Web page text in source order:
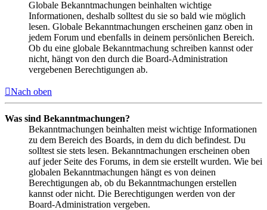
Globale Bekanntmachungen beinhalten wichtige
Informationen, deshalb solltest du sie so bald wie möglich
lesen. Globale Bekanntmachungen erscheinen ganz oben in
jedem Forum und ebenfalls in deinem persönlichen Bereich.
Ob du eine globale Bekanntmachung schreiben kannst oder
nicht, hängt von den durch die Board-Administration
vergebenen Berechtigungen ab.
Nach oben
Was sind Bekanntmachungen?
Bekanntmachungen beinhalten meist wichtige Informationen
zu dem Bereich des Boards, in dem du dich befindest. Du
solltest sie stets lesen. Bekanntmachungen erscheinen oben
auf jeder Seite des Forums, in dem sie erstellt wurden. Wie bei
globalen Bekanntmachungen hängt es von deinen
Berechtigungen ab, ob du Bekanntmachungen erstellen
kannst oder nicht. Die Berechtigungen werden von der
Board-Administration vergeben.